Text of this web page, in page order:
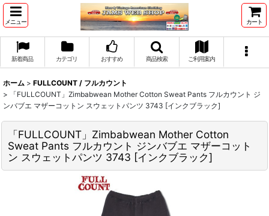
メニュー カート
新着商品 カテゴリ おすすめ 商品検索 ご利用案内
ホーム > FULLCOUNT / フルカウント
>
「FULLCOUNT」Zimbabwean Mother Cotton Sweat Pants フルカウント ジ
ンバブエ マザーコットン スウェットパンツ 3743 [インクブラック]
「FULLCOUNT」Zimbabwean Mother Cotton
Sweat Pants フルカウント ジンバブエ マザーコット
ン スウェットパンツ 3743 [インクブラック]